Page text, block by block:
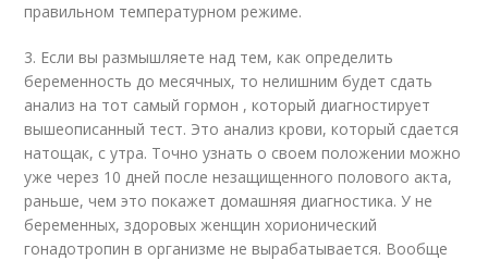
правильном температурном режиме.
3. Если вы размышляете над тем, как определить
беременность до месячных, то нелишним будет сдать
анализ на тот самый гормон , который диагностирует
вышеописанный тест. Это анализ крови, который сдается
натощак, с утра. Точно узнать о своем положении можно
уже через 10 дней после незащищенного полового акта,
раньше, чем это покажет домашняя диагностика. У не
беременных, здоровых женщин хорионический
гонадотропин в организме не вырабатывается. Вообще